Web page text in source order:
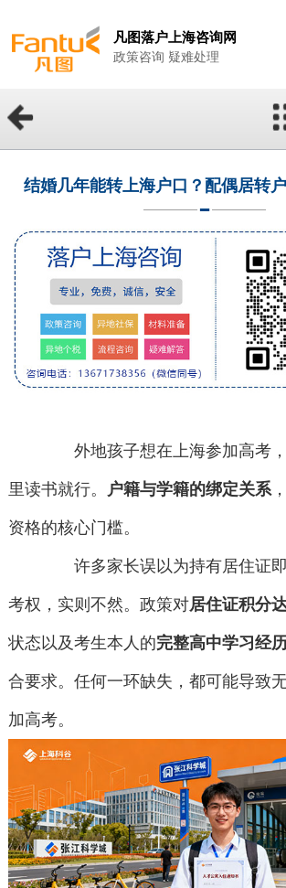
凡图落户上海咨询网
政策咨询 疑难处理
结婚几年能转上海户口？配偶居转
外地孩子想在上海参加高考，
里读书就行。 户籍与学籍的绑定关系
资格的核心门槛。
许多家长误以为持有居住证即
考权，实则不然。政策对居住证积分
状态以及考生本人的完整高中学习经
合要求。任何一环缺失，都可能导致
加高考。